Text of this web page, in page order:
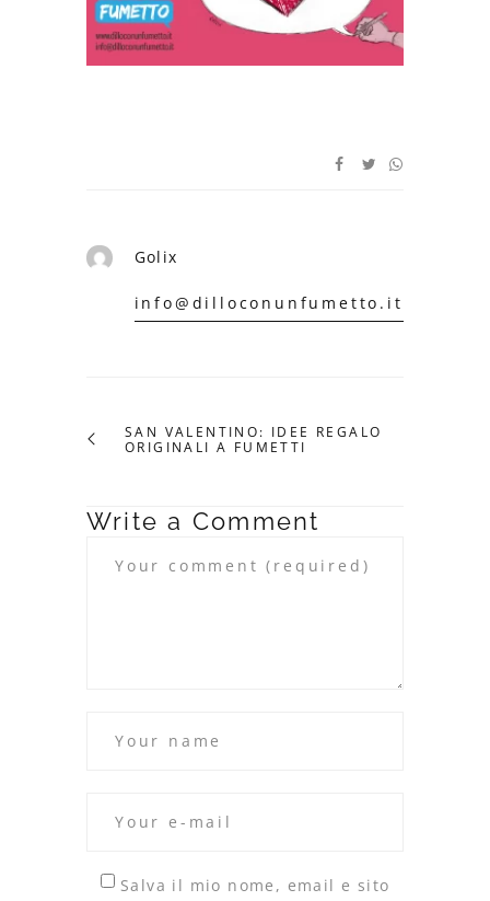
Golix
info@dilloconunfumetto.it
SAN VALENTINO: IDEE REGALO
ORIGINALI A FUMETTI
Write a Comment
Salva il mio nome, email e sito